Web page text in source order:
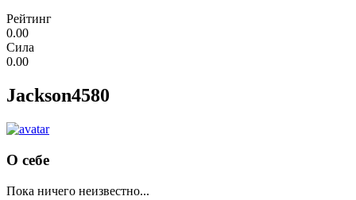
Рейтинг
0.00
Сила
0.00
Jackson4580
О себе
Пока ничего неизвестно...